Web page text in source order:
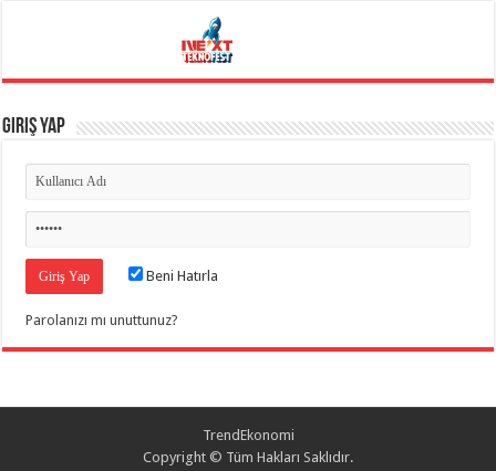
Giriş Yap
Beni Hatırla
Parolanızı mı unuttunuz?
TrendEkonomi
Copyright © Tüm Hakları Saklıdır.